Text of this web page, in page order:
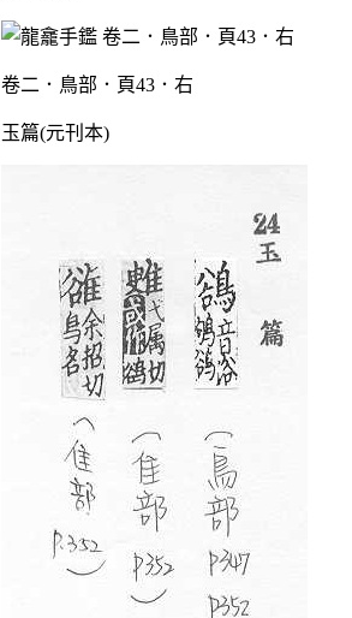
卷二．鳥部．頁43．右
玉篇(元刊本)